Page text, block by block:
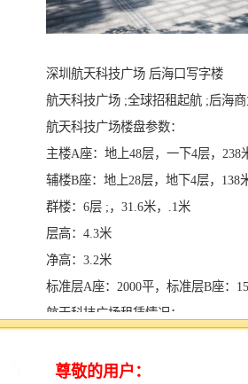
深圳航天科技广场 后海口写字楼
航天科技广场 ;全球招租起航 ;后海
航天科技广场楼盘参数：
主楼A座：地上48层，一下4层，238
辅楼B座：地上28层，地下4层，138
群楼：6层 ;，31.6米，.1米
层高：4.3米
净高：3.2米
标准层A座：2000平，标准层B座：
航天科技广场租赁情况：
可灵动组合，可整层租也可散单位，